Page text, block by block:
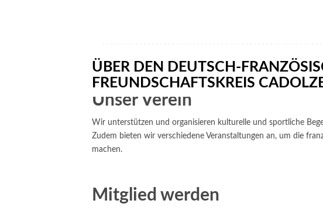
ÜBER DEN DEUTSCH-
FREUNDSCHAFTSKREIS
Unser Verein
Wir unterstützen und organisieren kulturelle und sportliche
Zudem bieten wir verschiedene Veranstaltungen an, um die
machen.
Mitglied werden